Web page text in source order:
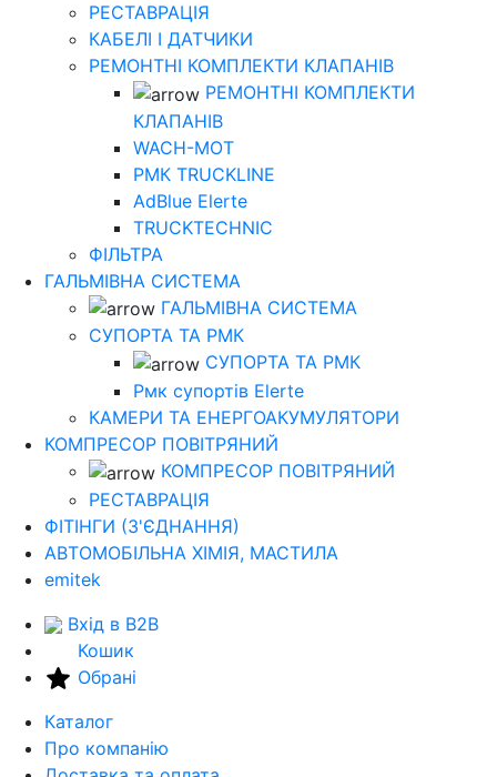
РЕСТАВРАЦІЯ
КАБЕЛІ І ДАТЧИКИ
РЕМОНТНІ КОМПЛЕКТИ КЛАПАНІВ
РЕМОНТНІ КОМПЛЕКТИ
КЛАПАНІВ
WACH-MOT
РМК TRUCKLINE
AdBlue Elerte
TRUCKTECHNIC
ФІЛЬТРА
ГАЛЬМІВНА СИСТЕМА
ГАЛЬМІВНА СИСТЕМА
СУПОРТА ТА РМК
СУПОРТА ТА РМК
Рмк cупортів Elerte
КАМЕРИ ТА ЕНЕРГОАКУМУЛЯТОРИ
КОМПРЕСОР ПОВІТРЯНИЙ
КОМПРЕСОР ПОВІТРЯНИЙ
РЕСТАВРАЦІЯ
ФІТІНГИ (З'ЄДНАННЯ)
АВТОМОБІЛЬНА ХІМІЯ, МАСТИЛА
emitek
Вхід в B2B
Кошик
Обрані
Каталог
Про компанію